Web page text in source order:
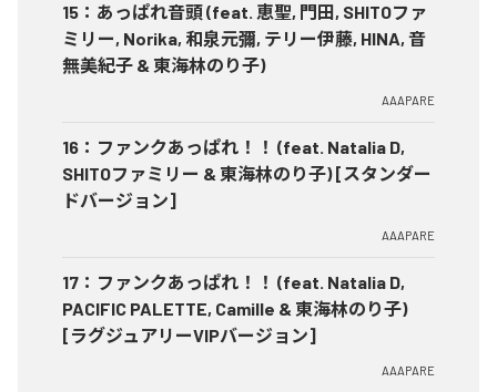
15 ： あっぱれ音頭 (feat. 恵聖, 門田, SHITOファ
ミリー, Norika, 和泉元彌, テリー伊藤, HINA, 音
無美紀子 & 東海林のり子)
AAAPARE
16 ： ファンクあっぱれ！！ (feat. Natalia D,
SHITOファミリー & 東海林のり子) [スタンダー
ドバージョン]
AAAPARE
17 ： ファンクあっぱれ！！ (feat. Natalia D,
PACIFIC PALETTE, Camille & 東海林のり子)
[ラグジュアリーVIPバージョン]
AAAPARE